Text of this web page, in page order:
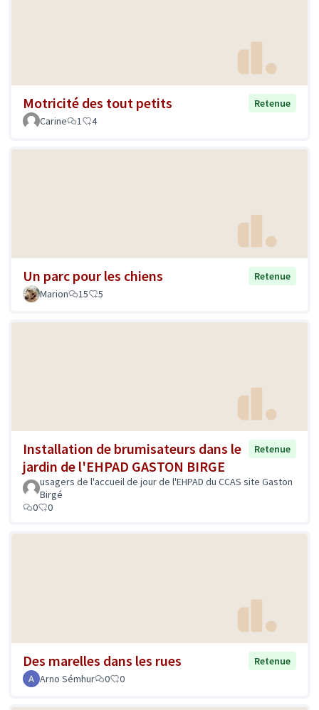
Motricité des tout petits
Retenue
Carine
1 4
Un parc pour les chiens
Retenue
Marion
15 5
Installation de brumisateurs dans le
jardin de l'EHPAD GASTON BIRGE
Retenue
usagers de l'accueil de jour de l'EHPAD du CCAS site Gaston
Birgé
0
0
Des marelles dans les rues
Retenue
Arno Sémhur
0 0